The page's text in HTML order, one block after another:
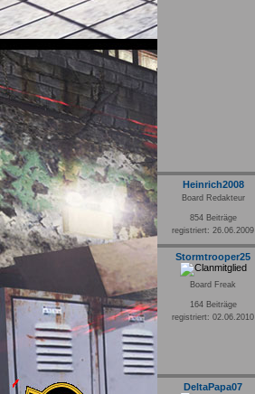
Heinrich2008
Board Redakteur
854 Beiträge
registriert: 26.06.2009
Stormtrooper25
Board Freak
164 Beiträge
registriert: 02.06.2010
DeltaPapa07